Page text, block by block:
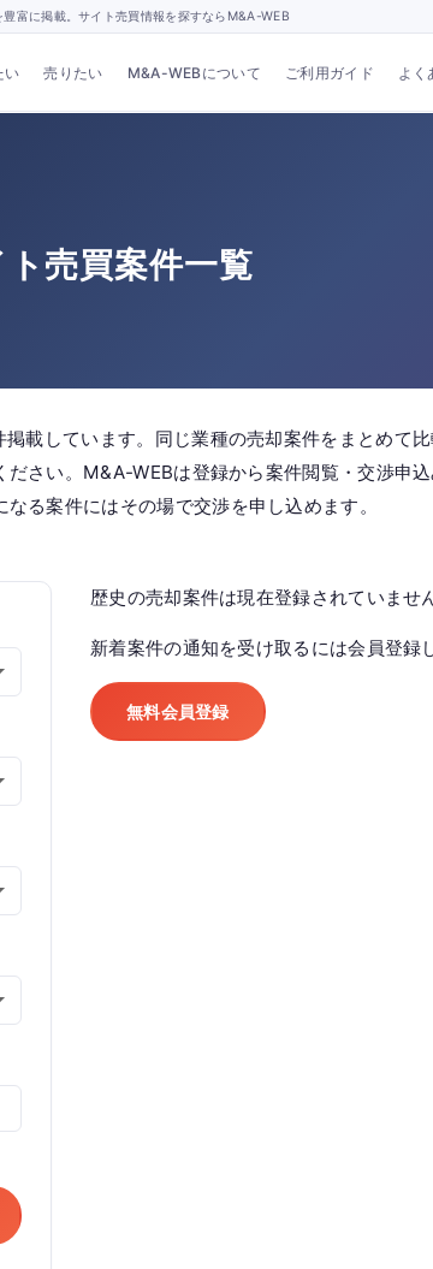
富に掲載。サイト売買情報を探すならM&A-WEB
い 売りたい M&A-WEBについて ご利用ガイド よく
売買案件一覧
載しています。同じ業種の売却案件をまとめて
さい。M&A-WEBは登録から案件閲覧・交渉申
る案件にはその場で交渉を申し込めます。
歴史の売却案件は現在登録されていません
新着案件の通知を受け取るには会員登録
無料会員登録